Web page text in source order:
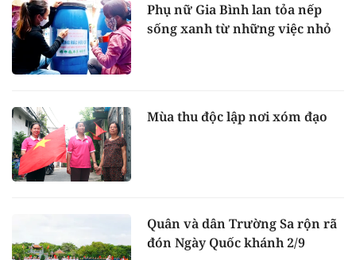
Phụ nữ Gia Bình lan tỏa nếp
sống xanh từ những việc nhỏ
Mùa thu độc lập nơi xóm đạo
Quân và dân Trường Sa rộn rã
đón Ngày Quốc khánh 2/9